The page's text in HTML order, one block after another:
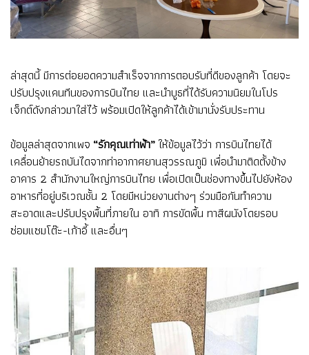
ล่าสุดนี้ มีการต่อยอดความสำเร็จจากการตอบรับที่ดีของลูกค้า โดยจะ
ปรับปรุงแคนทีนของการบินไทย และนำบูธที่ได้รับความนิยมในโปร
เจ็กต์ดังกล่าวมาใส่ไว้ พร้อมเปิดให้ลูกค้าได้เข้ามานั่งรับประทาน
ข้อมูลล่าสุดจากเพจ “รักคุณเท่าฟ้า”ให้ข้อมูลไว้ว่า การบินไทยได้
เคลื่อนย้ายรถบันไดจากท่าอากาศยานสุวรรณภูมิ เพื่อนำมาติดตั้งข้าง
อาคาร 2 สำนักงานใหญ่การบินไทย เพื่อเปิดเป็นช่องทางขึ้นไปยังห้อง
อาหารที่อยู่บริเวณชั้น 2 โดยมีหน่วยงานต่างๆ ร่วมมือกันทำความ
สะอาดและปรับปรุงพื้นที่ภายใน อาทิ การขัดพื้น ทาสีผนังโดยรอบ
ซ่อมแซมโต๊ะ-เก้าอี้ และอื่นๆ